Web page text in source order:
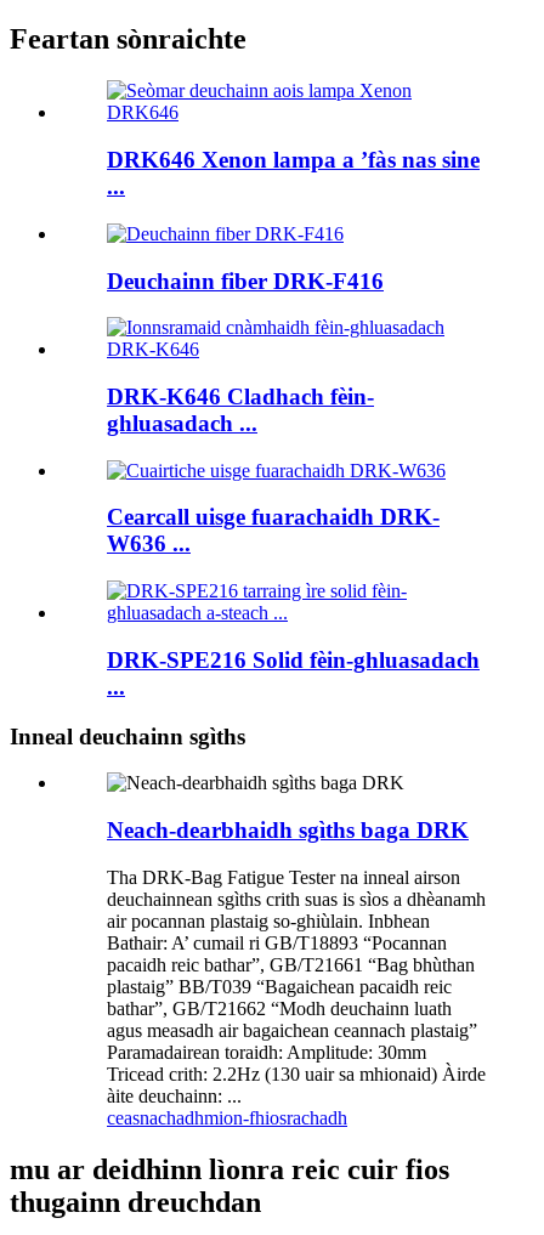
Feartan sònraichte
DRK646 Xenon lampa a ’fàs nas sine
...
Deuchainn fiber DRK-F416
DRK-K646 Cladhach fèin-
ghluasadach ...
Cearcall uisge fuarachaidh DRK-
W636 ...
DRK-SPE216 Solid fèin-ghluasadach
...
Inneal deuchainn sgìths
Neach-dearbhaidh sgìths baga DRK
Tha DRK-Bag Fatigue Tester na inneal airson
deuchainnean sgìths crith suas is sìos a dhèanamh
air pocannan plastaig so-ghiùlain. Inbhean
Bathair: A’ cumail ri GB/T18893 “Pocannan
pacaidh reic bathar”, GB/T21661 “Bag bhùthan
plastaig” BB/T039 “Bagaichean pacaidh reic
bathar”, GB/T21662 “Modh deuchainn luath
agus measadh air bagaichean ceannach plastaig”
Paramadairean toraidh: Amplitude: 30mm
Tricead crith: 2.2Hz (130 uair sa mhionaid) Àirde
àite deuchainn: ...
ceasnachadhmion-fhiosrachadh
mu ar deidhinn lìonra reic cuir fios
thugainn dreuchdan